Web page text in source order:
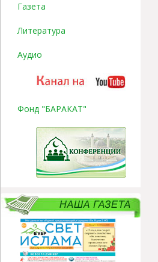
Газета
Литература
Аудио
Фонд "БАРАКАТ"